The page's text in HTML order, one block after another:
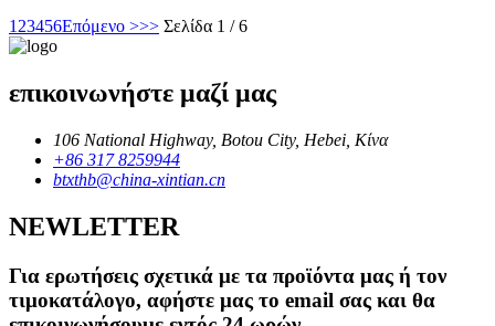
1 23456Επόμενο >>> Σελίδα 1 / 6
επικοινωνήστε μαζί μας
106 National Highway, Botou City, Hebei, Κίνα
+86 317 8259944
btxthb@china-xintian.cn
NEWLETTER
Για ερωτήσεις σχετικά με τα προϊόντα μας ή τον
τιμοκατάλογο, αφήστε μας το email σας και θα